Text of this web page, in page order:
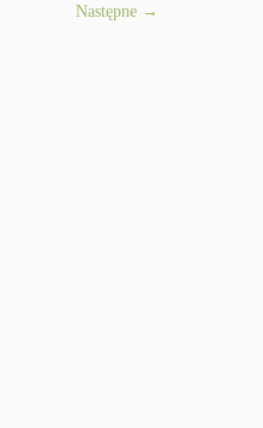
Następne →